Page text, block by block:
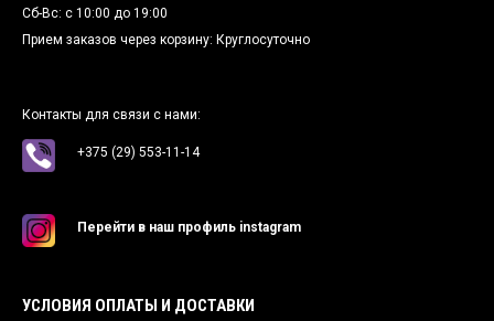
Сб-Вс: c 10:00 до 19:00
Прием заказов через корзину: Круглосуточно
Контакты для связи с нами:
+375 (29) 553-11-14
Перейти в наш профиль instagram
УСЛОВИЯ ОПЛАТЫ И ДОСТАВКИ